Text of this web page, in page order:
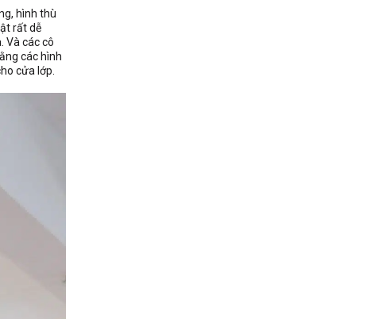
hình thù
rất dễ
Và các cô
các hình
cửa lớp.